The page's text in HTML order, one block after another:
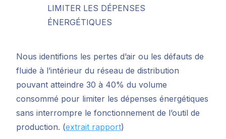
LIMITER LES DÉPENSES
ÉNERGÉTIQUES
Nous identifions les pertes d’air ou les défauts de
fluide à l’intérieur du réseau de distribution
pouvant atteindre 30 à 40% du volume
consommé pour limiter les dépenses énergétiques
sans interrompre le fonctionnement de l’outil de
production. (extrait rapport)